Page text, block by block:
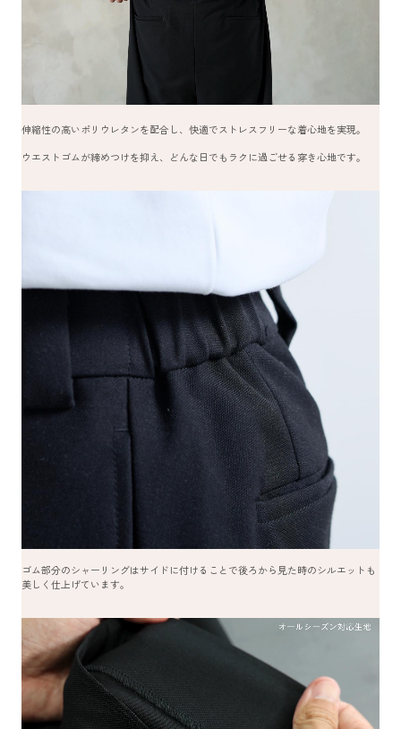
伸縮性の高いポリウレタンを配合し、快適でストレスフリーな着心地を実現。
ウエストゴムが締めつけを抑え、どんな日でもラクに過ごせる穿き心地です。
ゴム部分のシャーリングはサイドに付けることで後ろから見た時のシルエットも
美しく仕上げています。